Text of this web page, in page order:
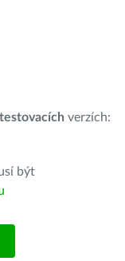
testovacích verzích:
být